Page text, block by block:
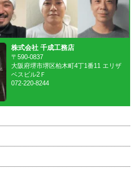
株式会社 千成工務店
〒590-0837
大阪府堺市堺区柏木町4丁1番11 エリザ
ベスビル2Ｆ
072-220-8244